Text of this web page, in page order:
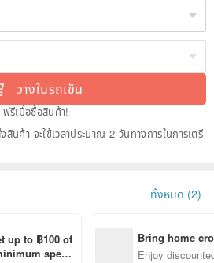
วางในรถเข็น
ฟรีเมื่อซื้อสินค้า!
นค้า จะใช้เวลาประมาณ 2 วันทางการในการเตรี
ทั้งหมด (2)
up to ฿100 of
spen
Bring home
n with ease
Enjoy